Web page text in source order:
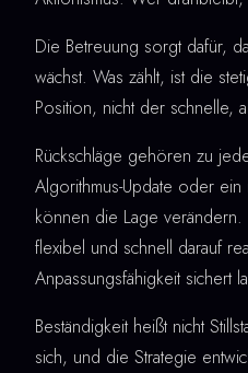
Die Betreuung sorgt dafür,
wächst. Was zählt, ist die
Position, nicht der schnelle,
Rückschläge gehören zu
Algorithmus-Update oder
können die Lage
flexibel und schnell darauf
Anpassungsfähigkeit sichert
Beständigkeit heißt nicht
sich, und die Strategie